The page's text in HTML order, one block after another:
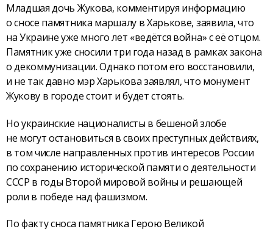
Младшая дочь Жукова, комментируя информацию
о сносе памятника маршалу в Харькове, заявила, что
на Украине уже много лет «ведётся война» с её отцом.
Памятник уже сносили три года назад в рамках закона
о декоммунизации. Однако потом его восстановили,
и не так давно мэр Харькова заявлял, что монумент
Жукову в городе стоит и будет стоять.
Но украинские националисты в бешеной злобе
не могут остановиться в своих преступных действиях,
в том числе направленных против интересов России
по сохранению исторической памяти о деятельности
СССР в годы Второй мировой войны и решающей
роли в победе над фашизмом.
По факту сноса памятника Герою Великой